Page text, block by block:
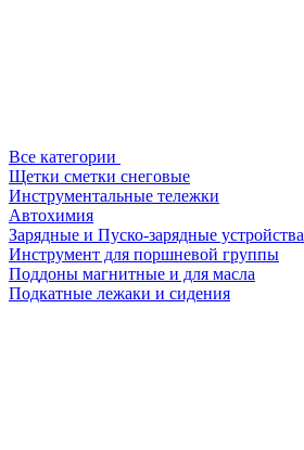
Все категории
Щетки сметки снеговые
Инструментальные тележки
Автохимия
Зарядные и Пуско-зарядные устройства
Инструмент для поршневой группы
Поддоны магнитные и для масла
Подкатные лежаки и сидения